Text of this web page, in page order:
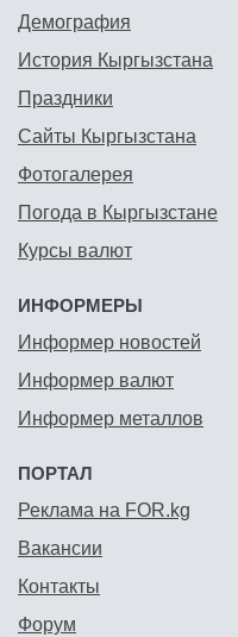
Демография
История Кыргызстана
Праздники
Сайты Кыргызстана
Фотогалерея
Погода в Кыргызстане
Курсы валют
ИНФОРМЕРЫ
Информер новостей
Информер валют
Информер металлов
ПОРТАЛ
Реклама на FOR.kg
Вакансии
Контакты
Форум